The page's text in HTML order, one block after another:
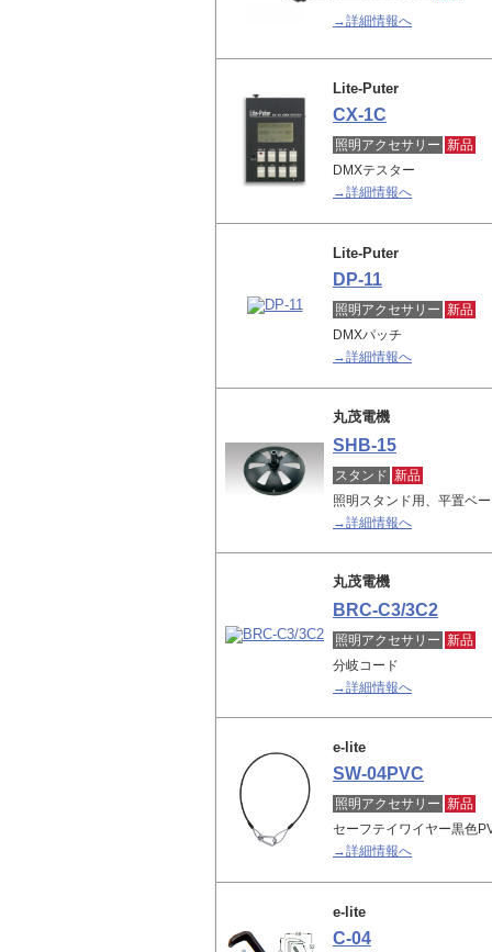
→詳細情報へ
Lite-Puter
CX-1C
照明アクセサリー 新品
DMXテスター
→詳細情報へ
Lite-Puter
DP-11
照明アクセサリー 新品
DMXパッチ
→詳細情報へ
丸茂電機
SHB-15
スタンド 新品
照明スタンド用、平置ベ
→詳細情報へ
丸茂電機
BRC-C3/3C2
照明アクセサリー 新品
分岐コード
→詳細情報へ
e-lite
SW-04PVC
照明アクセサリー 新品
セーフテイワイヤー黒色
→詳細情報へ
e-lite
C-04